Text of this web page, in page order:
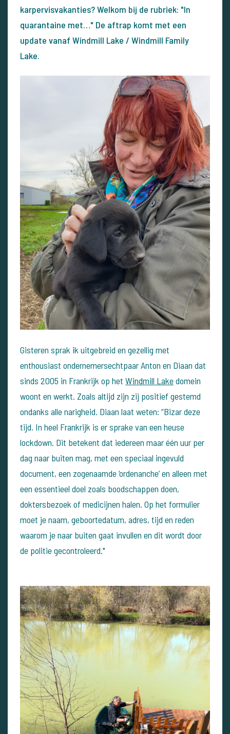
karpervisvakanties? Welkom bij de rubriek: "In
quarantaine met…" De aftrap komt met een
update vanaf Windmill Lake / Windmill Family
Lake.
Gisteren sprak ik uitgebreid en gezellig met
enthousiast ondernemersechtpaar Anton en Diaan dat
sinds 2005 in Frankrijk op het Windmill Lakedomein
woont en werkt. Zoals altijd zijn zij positief gestemd
ondanks alle narigheid. Diaan laat weten: “Bizar deze
tijd. In heel Frankrijk is er sprake van een heuse
lockdown. Dit betekent dat iedereen maar één uur per
dag naar buiten mag, met een speciaal ingevuld
document, een zogenaamde ‘ordenanche’ en alleen met
een essentieel doel zoals boodschappen doen,
doktersbezoek of medicijnen halen. Op het formulier
moet je naam, geboortedatum, adres, tijd en reden
waarom je naar buiten gaat invullen en dit wordt door
de politie gecontroleerd."